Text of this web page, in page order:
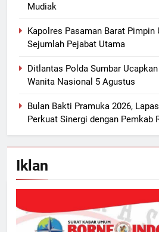
Mudiak
Kapolres Pasaman Barat Pimpin
Sejumlah Pejabat Utama
Ditlantas Polda Sumbar
Wanita Nasional 5 Agustus
Bulan Bakti Pramuka 2026,
Perkuat Sinergi dengan Pemkab
Iklan